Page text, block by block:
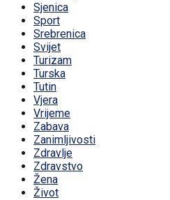
Sjenica
Sport
Srebrenica
Svijet
Turizam
Turska
Tutin
Vjera
Vrijeme
Zabava
Zanimljivosti
Zdravlje
Zdravstvo
Žena
Život